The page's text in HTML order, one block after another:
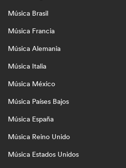
Música Brasil
Música Francia
Música Alemania
Música Italia
Música México
Música Países Bajos
Música España
Música Reino Unido
Música Estados Unidos